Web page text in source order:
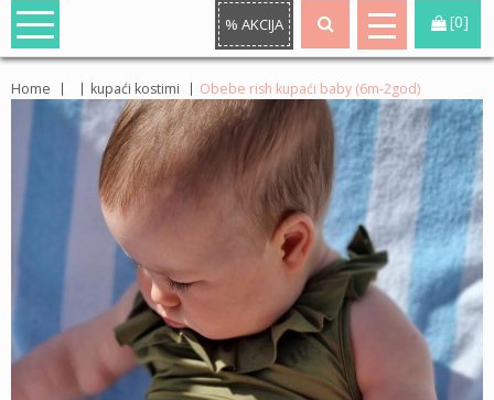
% AKCIJA [0]
Home kupaći kostimi Obebe rish kupaći baby (6m-2god)